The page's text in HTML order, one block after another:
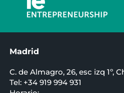
Madrid
C. de Almagro, 26, esc izq 1º,
Tel: +34 919 994 931